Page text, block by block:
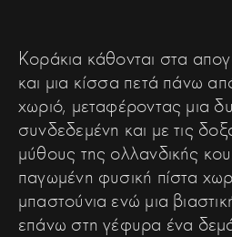
Κοράκια κάθονται στα
και μια κίσσα πετά πάνω
χωριό, μεταφέροντας μια
συνδεδεμένη και με τις
μύθους της ολλανδικής
παγωμένη φυσική πίστα
μπαστούνια ενώ μια
επάνω στη γέφυρα ένα